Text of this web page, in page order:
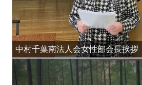
中村千葉南法人会女性部会長挨拶